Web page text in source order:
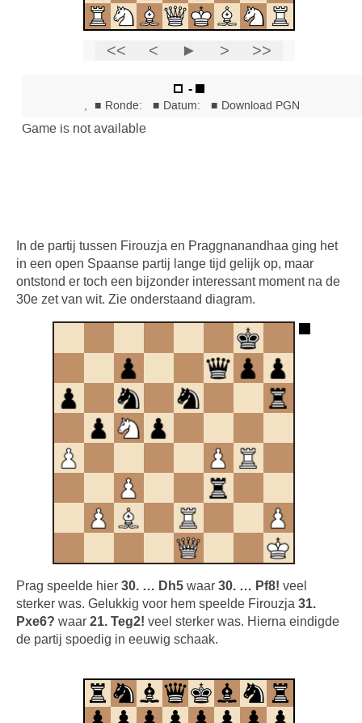
In de partij tussen Firouzja en Praggnanandhaa ging het
in een open Spaanse partij lange tijd gelijk op, maar
ontstond er toch een bijzonder interessant moment na de
30e zet van wit. Zie onderstaand diagram.
Prag speelde hier 30. … Dh5 waar 30. … Pf8! veel
sterker was. Gelukkig voor hem speelde Firouzja 31.
Pxe6? waar 21. Teg2! veel sterker was. Hierna eindigde
de partij spoedig in eeuwig schaak.